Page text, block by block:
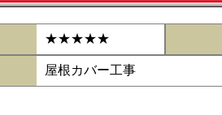
★★★★★
屋根カバー工事